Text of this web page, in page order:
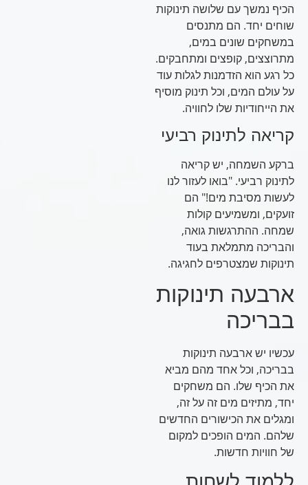
הכיף נמשך עם שלושה תינוקות
שוחים יחד. הם מתנסים
במשחקים שונים במים,
מתרוצצים, קופצים ומתחבקים.
כל רגע הוא הזדמנות לגלות עוד
על עולם המים, וכל תינוק מוסיף
את הייחודיות שלו לחוויה.
קריאה לתינוק רביעי
ברקע השמחה, יש קריאה
לתינוק רביעי. "בואו לעזור לנו
לעשות מסיבת מים!" הם
זועקים, ומשמיעים קולות
שמחה. ההתרגשות גואה,
והבריכה מתמלאת בעוד
תינוקות שמצטרפים לחגיגה.
ארבעה תינוקות
בבריכה
עכשיו יש ארבעה תינוקות
בבריכה, וכל אחד מהם מביא
את הכיף שלו. הם משחקים
יחד, מתיזים מים זה על זה,
ומגלים את הכישורים החדשים
שלהם. המים הופכים למקום
של חוויות חדשות.